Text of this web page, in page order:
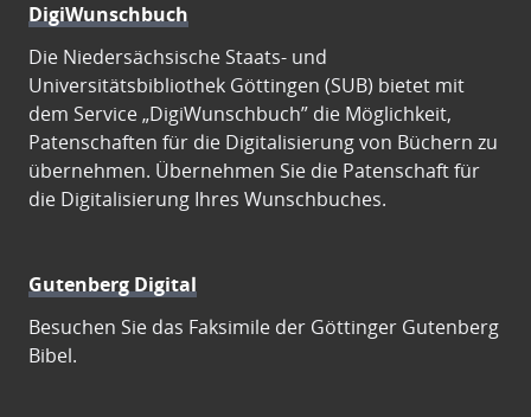
DigiWunschbuch
Die Niedersächsische Staats- und
Universitätsbibliothek Göttingen (SUB) bietet mit
dem Service „DigiWunschbuch” die Möglichkeit,
Patenschaften für die Digitalisierung von Büchern zu
übernehmen. Übernehmen Sie die Patenschaft für
die Digitalisierung Ihres Wunschbuches.
Gutenberg Digital
Besuchen Sie das Faksimile der Göttinger Gutenberg
Bibel.